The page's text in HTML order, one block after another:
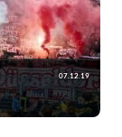
07.12.19